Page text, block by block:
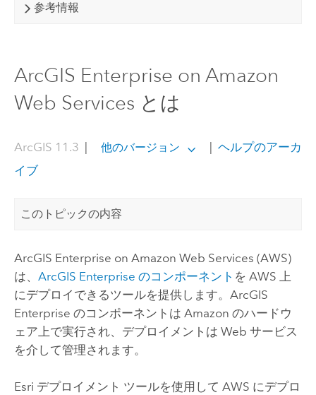
参考情報
ArcGIS Enterprise on Amazon
Web Services とは
ArcGIS 11.3 他のバージョン
ヘルプのアーカ
イブ
このトピックの内容
ArcGIS Enterprise on Amazon Web Services (AWS)
は、 ArcGIS Enterprise のコンポーネント を AWS 上
にデプロイできるツールを提供します。 ArcGIS
Enterprise のコンポーネントは Amazon のハードウ
ェア上で実行され、デプロイメントは Web サービス
を介して管理されます。
Esri デプロイメント ツールを使用して AWS にデプロ